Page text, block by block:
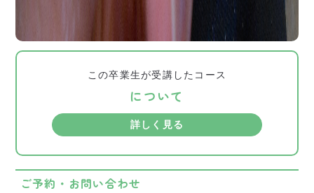
この卒業生が受講したコース
について
詳しく見る
ご予約・お問い合わせ